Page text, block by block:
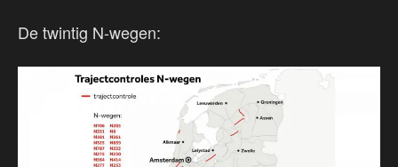
De twintig N-wegen: